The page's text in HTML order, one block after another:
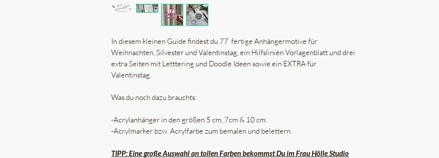
In diesem kleinen Guide findest du 77 fertige Anhängermotive für
Weihnachten, Silvester und Valentinstag, ein Hilfslinien Vorlagenblatt und drei
extra Seiten mit Letttering und Doodle Ideen sowie ein EXTRA für
Valentinstag.
Was du noch dazu brauchts:
-Acrylanhänger in den größen 5 cm, 7cm & 10 cm.
-Acrylmarker bzw. Acrylfarbe zum bemalen und belettern.
TIPP: Eine große Auswahl an tollen Farben bekommst Du im Frau Hölle Studio